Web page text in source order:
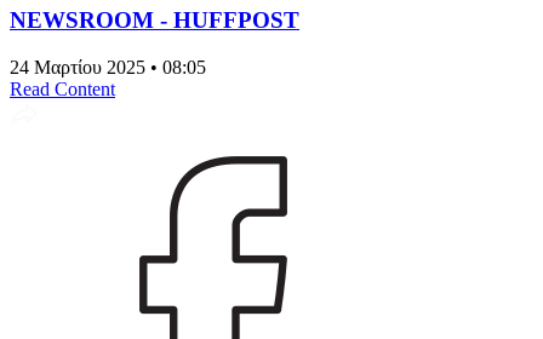
NEWSROOM - HUFFPOST
24 Μαρτίου 2025 • 08:05
Read Content